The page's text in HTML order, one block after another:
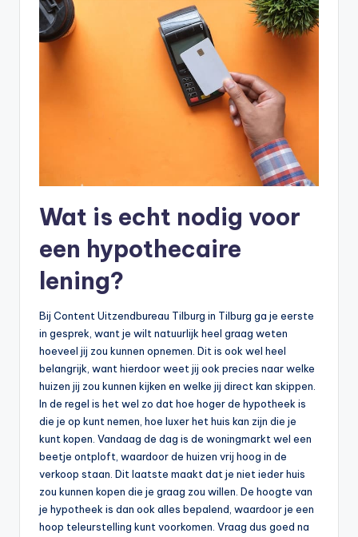
Wat is echt nodig voor
een hypothecaire
lening?
Bij Content Uitzendbureau Tilburg in Tilburg ga je eerste
in gesprek, want je wilt natuurlijk heel graag weten
hoeveel jij zou kunnen opnemen. Dit is ook wel heel
belangrijk, want hierdoor weet jij ook precies naar welke
huizen jij zou kunnen kijken en welke jij direct kan skippen.
In de regel is het wel zo dat hoe hoger de hypotheek is
die je op kunt nemen, hoe luxer het huis kan zijn die je
kunt kopen. Vandaag de dag is de woningmarkt wel een
beetje ontploft, waardoor de huizen vrij hoog in de
verkoop staan. Dit laatste maakt dat je niet ieder huis
zou kunnen kopen die je graag zou willen. De hoogte van
je hypotheek is dan ook alles bepalend, waardoor je een
hoop teleurstelling kunt voorkomen. Vraag dus goed na